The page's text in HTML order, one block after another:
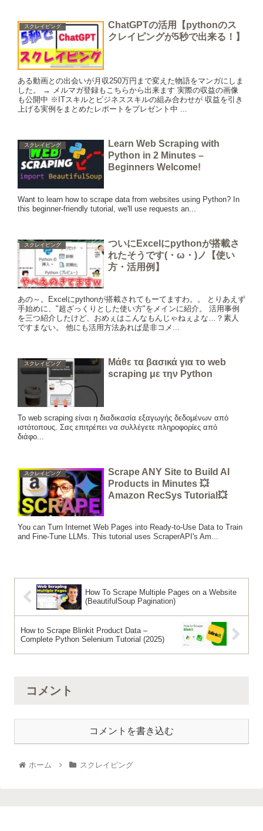
スクレイピング
ChatGPTの活用【pythonのス
クレイピングが5秒で出来る！】
ある動画との出会いが月収250万円まで変えた物語をマンガにしま
した。 → メルマガ登録もこちらから出来ます 実際の収益の画像
も公開中 ※ITスキルとビジネススキルの組み合わせが 収益を引き
上げる実例をまとめたレポートをプレゼント中 ...
スクレイピング
Learn Web Scraping with
Python in 2 Minutes –
Beginners Welcome!
Want to learn how to scrape data from websites using Python? In
this beginner-friendly tutorial, we'll use requests an...
スクレイピング
ついにExcelにpythonが搭載さ
れたそうです(・ω・)ノ【使い
方・活用例】
あの～。Excelにpythonが搭載されてもーてますわ。。 とりあえず
手始めに、"超ざっくりとした使い方"をメインに紹介。 活用事例
を三つ紹介したけど、おめぇはこんなもんじゃねぇよな…？素人
ですまない。 他にも活用方法あれば是非コメ...
スクレイピング
Μάθε τα βασικά για το web
scraping με την Python
Το web scraping είναι η διαδικασία εξαγωγής δεδομένων από
ιστότοπους. Σας επιτρέπει να συλλέγετε πληροφορίες από
διάφο...
スクレイピング
Scrape ANY Site to Build AI
Products in Minutes 💥
Amazon RecSys Tutorial💥
You can Turn Internet Web Pages into Ready-to-Use Data to Train
and Fine-Tune LLMs. This tutorial uses ScraperAPI's Am...
How To Scrape Multiple Pages on a Website
(BeautifulSoup Pagination)
How to Scrape Blinkit Product Data –
Complete Python Selenium Tutorial (2025)
コメント
コメントを書き込む
ホーム スクレイピング